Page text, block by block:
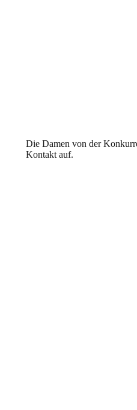
Die Damen von der
Kontakt auf.